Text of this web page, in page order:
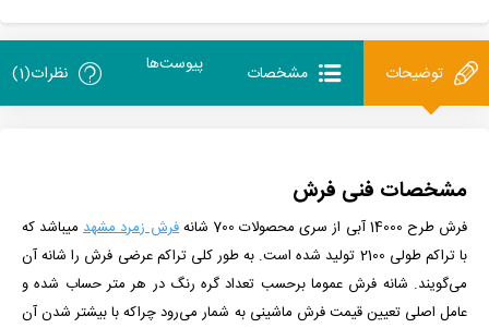
توضیحات مشخصات پیوست‌ها نظرات(1)
مشخصات فنی فرش
فرش طرح 14000 آبی از سری محصولات 700 شانه فرش زمرد مشهدمیباشد که
با تراکم طولی 2100 تولید شده است. به طور کلی تراکم عرضی فرش را شانه آن
می‌گویند. شانه فرش عموما برحسب تعداد گره رنگ در هر متر حساب شده و
عامل اصلی تعیینقیمت فرش ماشینی به شمار می‌رود چراکه با بیشتر شدن آن